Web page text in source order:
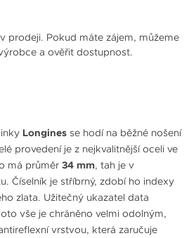
prodeji. Pokud máte zájem, můžeme
a ověřit dostupnost.
Longines se hodí na běžné nošení
provedení je z nejkvalitnější oceli ve
má průměr 34 mm, tah je v
Číselník je stříbrný, zdobí ho indexy
zlata. Užitečný ukazatel data
vše je chráněno velmi odolným,
vrstvou, která zaručuje